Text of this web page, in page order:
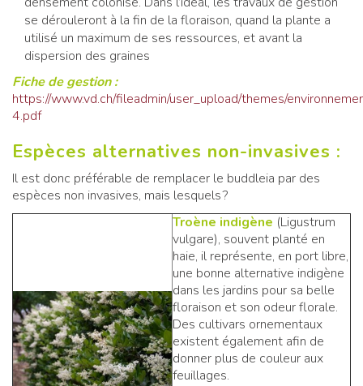
se dérouleront à la fin de la floraison, quand la plante a
utilisé un maximum de ses ressources, et avant la
dispersion des graines
Fiche de gestion :
https://www.vd.ch/fileadmin/user_upload/themes/
4.pdf
Espèces alternatives non-invasives :
Il est donc préférable de remplacer le buddleia par des
espèces non invasives, mais lesquels ?
Troène indigène (Ligustrum
vulgare), souvent planté en
haie, il représente, en port libre,
une bonne alternative indigène
dans les jardins pour sa belle
floraison et son odeur florale.
Des cultivars ornementaux
existent également afin de
donner plus de couleur aux
feuillages.